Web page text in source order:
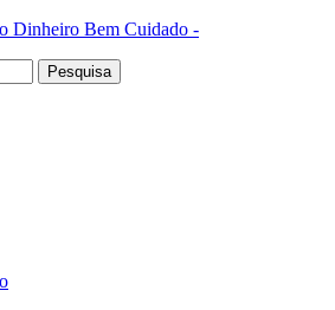
Dinheiro Bem Cuidado -